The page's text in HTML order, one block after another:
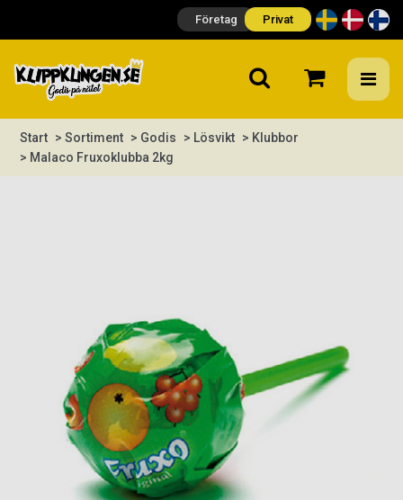
Företag Privat
Start > Sortiment > Godis > Lösvikt > Klubbor
> Malaco Fruxoklubba 2kg